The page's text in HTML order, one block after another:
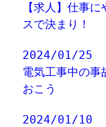
【求人】仕事
スで決まり！
2024/01/25
電気工事中の事
おこう
2024/01/10